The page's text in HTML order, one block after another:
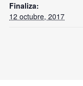
Finaliza:
12 octubre, 2017